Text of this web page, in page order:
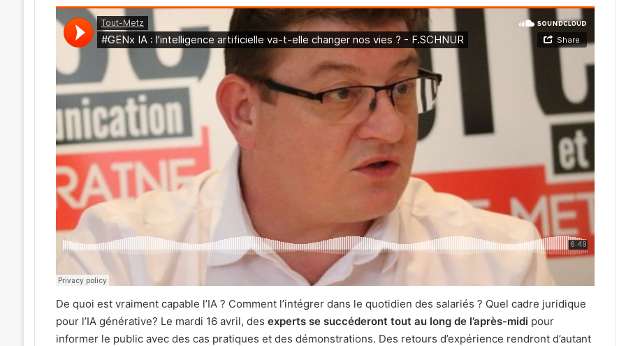
De quoi est vraiment capable l’IA ? Comment l’intégrer dans le quotidien des salariés ? Quel cadre juridique
pour l’IA générative? Le mardi 16 avril, des experts se succéderont tout au long de l’après-midi pour
informer le public avec des cas pratiques et des démonstrations. Des retours d’expérience rendront d’autant